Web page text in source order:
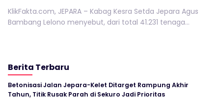
KlikFakta.com, JEPARA – Kabag Kesra Setda Jepara Agus
Bambang Lelono menyebut, dari total 41.231 tenaga...
Berita Terbaru
Betonisasi Jalan Jepara-Kelet Ditarget Rampung Akhir
Tahun, Titik Rusak Parah di Sekuro Jadi Prioritas